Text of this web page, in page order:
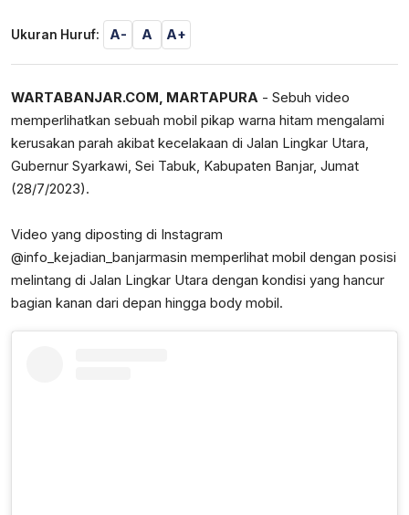
Ukuran Huruf: A- A A+
WARTABANJAR.COM, MARTAPURA - Sebuh video
memperlihatkan sebuah mobil pikap warna hitam mengalami
kerusakan parah akibat kecelakaan di Jalan Lingkar Utara,
Gubernur Syarkawi, Sei Tabuk, Kabupaten Banjar, Jumat
(28/7/2023).
Video yang diposting di Instagram
@info_kejadian_banjarmasin memperlihat mobil dengan posisi
melintang di Jalan Lingkar Utara dengan kondisi yang hancur
bagian kanan dari depan hingga body mobil.